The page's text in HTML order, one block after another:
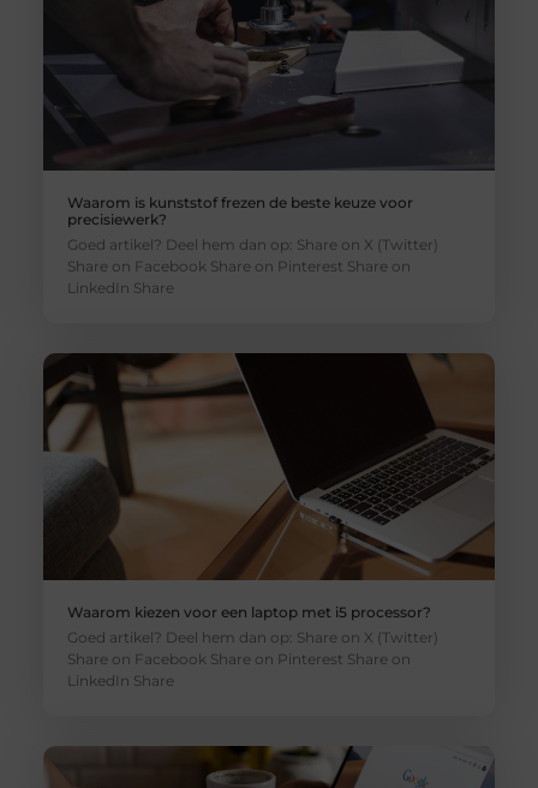
Waarom is kunststof frezen de beste keuze voor
precisiewerk?
Goed artikel? Deel hem dan op: Share on X (Twitter)
Share on Facebook Share on Pinterest Share on
LinkedIn Share
Waarom kiezen voor een laptop met i5 processor?
Goed artikel? Deel hem dan op: Share on X (Twitter)
Share on Facebook Share on Pinterest Share on
LinkedIn Share